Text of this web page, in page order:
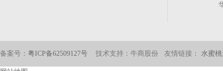
备案号： 粤ICP备62509127号 技术支持：牛商股份 友情链接： 水蜜